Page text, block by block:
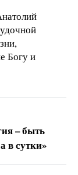
Богу и
– быть
в сутки»